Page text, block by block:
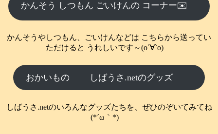
かんそう しつもん ごいけんの コーナー✉️
かんそうやしつもん、ごいけんなどは こちらから送ってい
ただけると うれしいです～(о´∀`о)
おかいもの しばうさ.netのグッズ
しばうさ.netのいろんなグッズたちを、ぜひのぞいてみてね
(*´ω｀*)